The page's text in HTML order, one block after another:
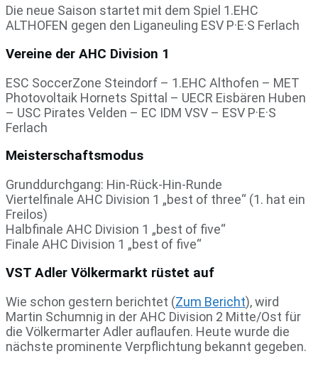
Die neue Saison startet mit dem Spiel 1.EHC
ALTHOFEN gegen den Liganeuling ESV P·E·S Ferlach
Vereine der AHC Division 1
ESC SoccerZone Steindorf – 1.EHC Althofen – MET
Photovoltaik Hornets Spittal – UECR Eisbären Huben
– USC Pirates Velden – EC IDM VSV – ESV P·E·S
Ferlach
Meisterschaftsmodus
Grunddurchgang: Hin-Rück-Hin-Runde
Viertelfinale AHC Division 1 „best of three“ (1. hat ein
Freilos)
Halbfinale AHC Division 1 „best of five“
Finale AHC Division 1 „best of five“
VST Adler Völkermarkt rüstet auf
Wie schon gestern berichtet (Zum Bericht), wird
Martin Schumnig in der AHC Division 2 Mitte/Ost für
die Völkermarter Adler auflaufen. Heute wurde die
nächste prominente Verpflichtung bekannt gegeben.